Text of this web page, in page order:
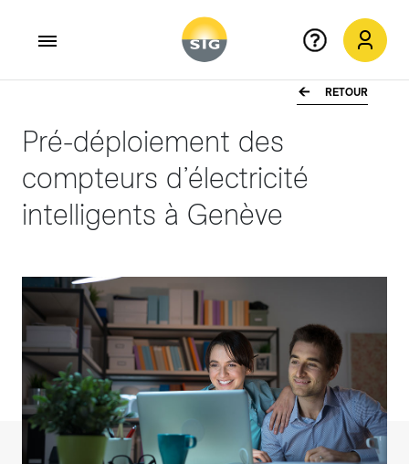
RETOUR
Pré-déploiement des
compteurs d’électricité
intelligents à Genève